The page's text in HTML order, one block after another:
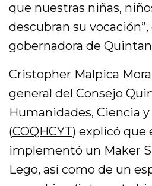
que nuestras niñas,
descubran su vocación”,
gobernadora de
Cristopher Malpica
general del Consejo
Humanidades, Ciencia
(COQHCYT) explicó que
implementó un Maker
Lego, así como de un